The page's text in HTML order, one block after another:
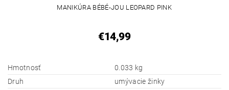
MANIKÚRA BÉBÉ-JOU LEOPARD PINK
€14,99
Hmotnosť
0.033 kg
Druh
umývacie žinky